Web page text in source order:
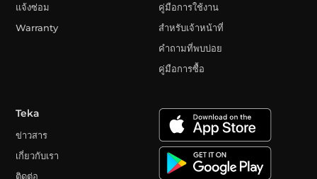
แจ้งซ่อม
Warranty
คู่มือการใช้งาน
สำหรับเจ้าหน้าที่
คำถามที่พบบ่อย
คู่มือการซื้อ
Teka
ข่าวสาร
เกี่ยวกับเรา
ติดต่อ